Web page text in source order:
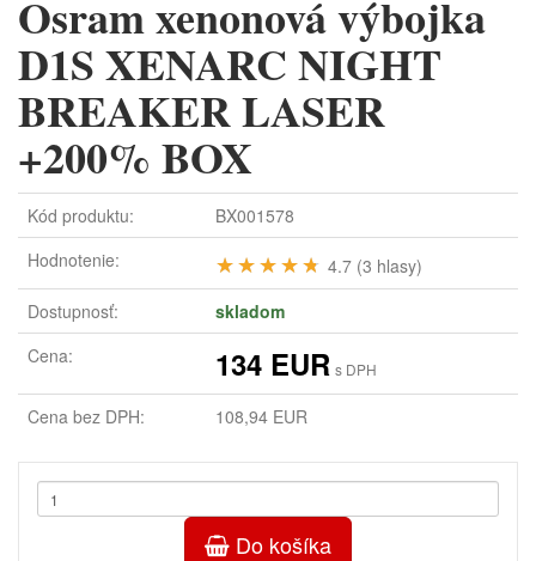
Osram xenonová výbojka
D1S XENARC NIGHT
BREAKER LASER
+200% BOX
Kód produktu:
BX001578
Hodnotenie:
★★★★★
★★★★★ 4.7 (3 hlasy)
Dostupnosť:
skladom
Cena:
134 EUR s DPH
Cena bez DPH: 108,94 EUR
Do košíka